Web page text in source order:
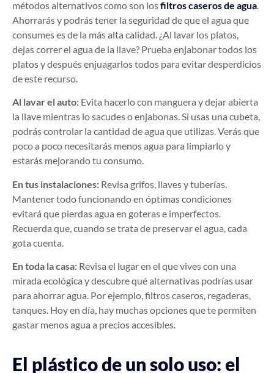
métodos alternativos como son losfiltros caseros de agua.
Ahorrarás y podrás tener la seguridad de que el agua que
consumes es de la más alta calidad. ¿Al lavar los platos,
dejas correr el agua de la llave? Prueba enjabonar todos los
platos y después enjuagarlos todos para evitar desperdicios
de este recurso.
Al lavar el auto: Evita hacerlo con manguera y dejar abierta
la llave mientras lo sacudes o enjabonas. Si usas una cubeta,
podrás controlar la cantidad de agua que utilizas. Verás que
poco a poco necesitarás menos agua para limpiarlo y
estarás mejorando tu consumo.
En tus instalaciones: Revisa grifos, llaves y tuberías.
Mantener todo funcionando en óptimas condiciones
evitará que pierdas agua en goteras e imperfectos.
Recuerda que, cuando se trata de preservar el agua, cada
gota cuenta.
En toda la casa: Revisa el lugar en el que vives con una
mirada ecológica y descubre qué alternativas podrías usar
para ahorrar agua. Por ejemplo, filtros caseros, regaderas,
tanques. Hoy en día, hay muchas opciones que te permiten
gastar menos agua a precios accesibles.
El plástico de un solo uso: el